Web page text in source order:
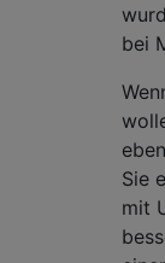
bei
Sie
mit